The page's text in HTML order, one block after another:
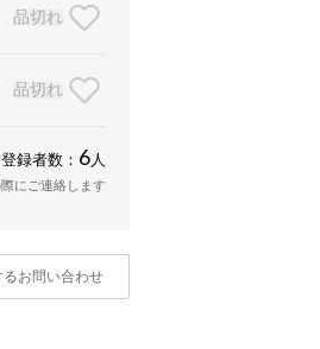
品切れ
品切れ
録者数： 6 人
にご連絡します
るお問い合わせ